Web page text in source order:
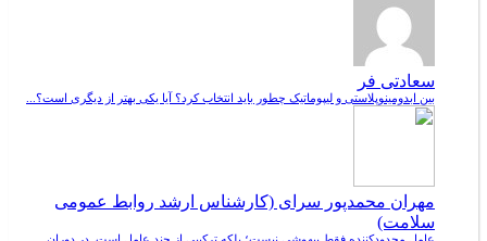
سعادتی فر
بین ابدومینوپلاستی و لیپوماتیک چطور باید انتخاب کرد؟ آیا یکی بهتر از دیگری است؟...
مهران محمدپور سرای (کارشناس ارشد روابط عمومی
سلامت)